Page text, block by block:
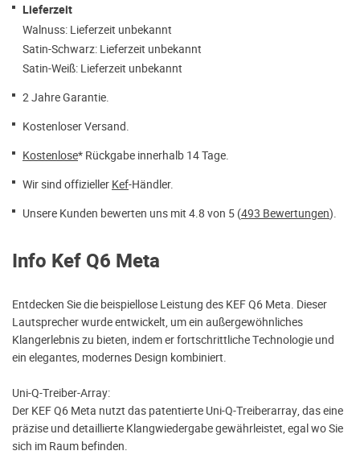
Lieferzeit
Walnuss: Lieferzeit unbekannt
Satin-Schwarz: Lieferzeit unbekannt
Satin-Weiß: Lieferzeit unbekannt
2 Jahre Garantie.
Kostenloser Versand.
Kostenlose* Rückgabe innerhalb 14 Tage.
Wir sind offizieller Kef-Händler.
Unsere Kunden bewerten uns mit 4.8 von 5 (493 Bewertungen).
Info Kef Q6 Meta
Entdecken Sie die beispiellose Leistung des KEF Q6 Meta. Dieser
Lautsprecher wurde entwickelt, um ein außergewöhnliches
Klangerlebnis zu bieten, indem er fortschrittliche Technologie und
ein elegantes, modernes Design kombiniert.
Uni-Q-Treiber-Array:
Der KEF Q6 Meta nutzt das patentierte Uni-Q-Treiberarray, das eine
präzise und detaillierte Klangwiedergabe gewährleistet, egal wo Sie
sich im Raum befinden.